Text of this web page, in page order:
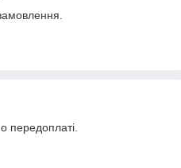
передоплаті.